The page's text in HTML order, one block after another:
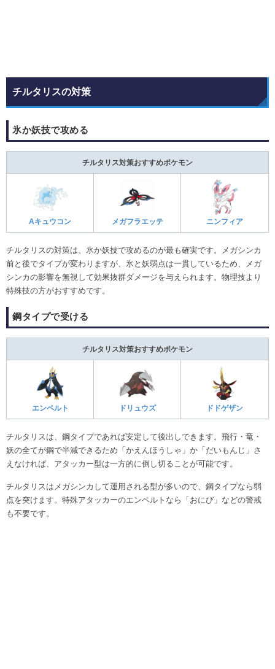
チルタリスの対策
氷か妖技で攻める
チルタリス対策おすすめポケモン
Aキュウコン メガフラエッテ ニンフィア
チルタリスの対策は、氷か妖技で攻めるのが最も確実です。メガシンカ
前と後でタイプが変わりますが、氷と妖弱点は一貫しているため、メガ
シンカの影響を無視して効果抜群ダメージを与えられます。物理技より
特殊技の方がおすすめです。
鋼タイプで受ける
チルタリス対策おすすめポケモン
エンペルト ドリュウズ ドドゲザン
チルタリスは、鋼タイプであれば安定して後出しできます。飛行・竜・
妖の全てが鋼で半減できるため「かえんほうしゃ」か「だいもんじ」さ
えなければ、アタッカー型は一方的に倒し切ることが可能です。
チルタリスはメガシンカして運用される型が多いので、鋼タイプなら弱
点を突けます。特殊アタッカーのエンペルトなら「おにび」などの警戒
も不要です。